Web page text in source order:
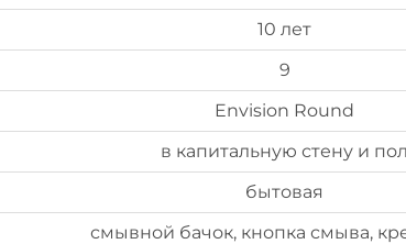
10 лет
9
Envision Round
в капитальную стену и пол
бытовая
смывной бачок, кнопка смыва,